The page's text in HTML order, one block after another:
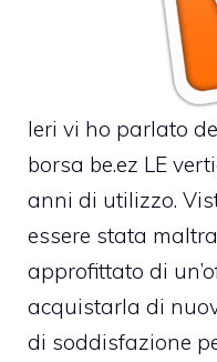
Ieri vi ho parlato
borsa be.ez LE
anni di utilizzo.
essere stata
approfittato di
acquistarla di
di soddisfazione